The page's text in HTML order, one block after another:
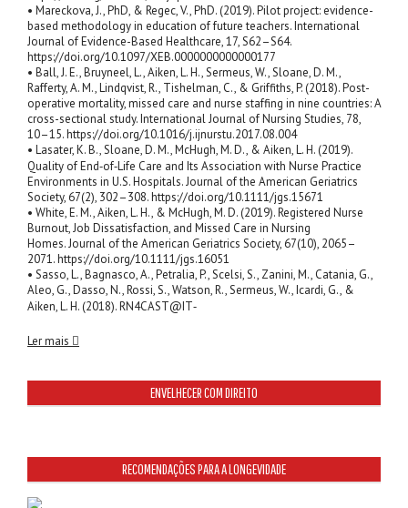
• Mareckova, J., PhD, & Regec, V., PhD. (2019). Pilot project: evidence-
based methodology in education of future teachers. International
Journal of Evidence-Based Healthcare, 17, S62–S64.
https://doi.org/10.1097/XEB.0000000000000177
• Ball, J. E., Bruyneel, L., Aiken, L. H., Sermeus, W., Sloane, D. M.,
Rafferty, A. M., Lindqvist, R., Tishelman, C., & Griffiths, P. (2018). Post-
operative mortality, missed care and nurse staffing in nine countries: A
cross-sectional study. International Journal of Nursing Studies, 78,
10–15. https://doi.org/10.1016/j.ijnurstu.2017.08.004
• Lasater, K. B., Sloane, D. M., McHugh, M. D., & Aiken, L. H. (2019).
Quality of End‐of‐Life Care and Its Association with Nurse Practice
Environments in U.S. Hospitals. Journal of the American Geriatrics
Society, 67(2), 302–308. https://doi.org/10.1111/jgs.15671
• White, E. M., Aiken, L. H., & McHugh, M. D. (2019). Registered Nurse
Burnout, Job Dissatisfaction, and Missed Care in Nursing
Homes. Journal of the American Geriatrics Society, 67(10), 2065–
2071. https://doi.org/10.1111/jgs.16051
• Sasso, L., Bagnasco, A., Petralia, P., Scelsi, S., Zanini, M., Catania, G.,
Aleo, G., Dasso, N., Rossi, S., Watson, R., Sermeus, W., Icardi, G., &
Aiken, L. H. (2018). RN4CAST@IT‐
Ler mais
ENVELHECER COM DIREITO
RECOMENDAÇÕES PARA A LONGEVIDADE